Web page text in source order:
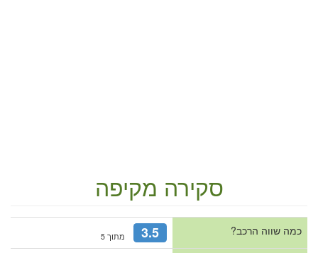
סקירה מקיפה
כמה שווה הרכב? 3.5 מתוך 5